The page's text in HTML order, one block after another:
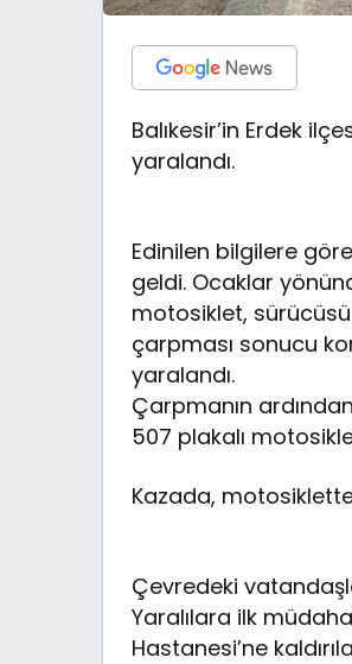
Balıkesir’in Erdek
yaralandı.
Edinilen bilgilere
geldi. Ocaklar
motosiklet, sürücüsü
çarpması sonucu
yaralandı.
Çarpmanın
507 plakalı
Kazada,
Çevredeki
Yaralılara ilk
Hastanesi’ne